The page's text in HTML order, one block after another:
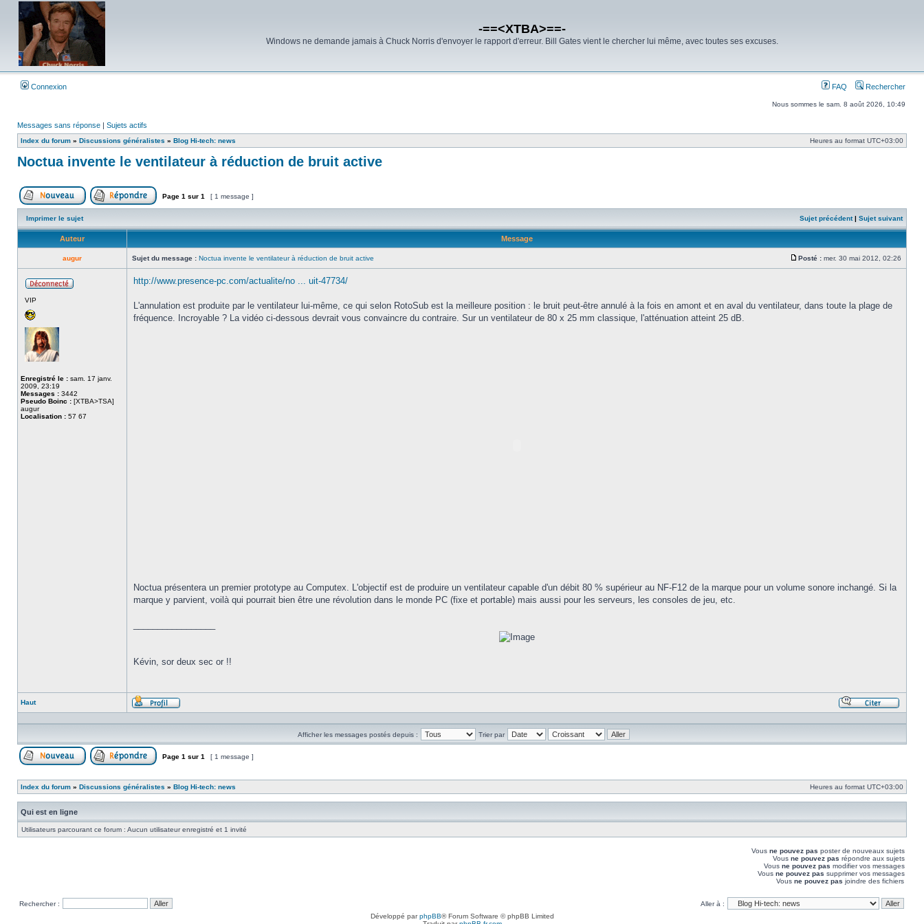
-==<XTBA>==-
Windows ne demande jamais à Chuck Norris d'envoyer le rapport d'erreur. Bill Gates vient le chercher lui même, avec toutes ses excuses.
Connexion FAQ Rechercher
Nous sommes le sam. 8 août 2026, 10:49
Messages sans réponse | Sujets actifs
Index du forum » Discussions généralistes » Blog Hi-tech: news Heures au format UTC+03:00
Noctua invente le ventilateur à réduction de bruit active
Poster un nouveau sujetRépondre au sujet
Page 1 sur 1 [ 1 message ]
Imprimer le sujet Sujet précédent| Sujet suivant
Auteur Message
augur Sujet du message : Noctua invente le ventilateur à réduction de bruit active
Posté : mer. 30 mai 2012, 02:26
VIP
Enregistré le : sam. 17 janv.
2009, 23:19
Messages : 3442
Pseudo Boinc : [XTBA>TSA]
augur
Localisation : 57 67
http://www.presence-pc.com/actualite/no ... uit-47734/
L'annulation est produite par le ventilateur lui-même, ce qui selon RotoSub est la meilleure position : le bruit peut-être annulé à la fois en amont et en aval du ventilateur, dans toute la plage de
fréquence. Incroyable ? La vidéo ci-dessous devrait vous convaincre du contraire. Sur un ventilateur de 80 x 25 mm classique, l'atténuation atteint 25 dB.
Noctua présentera un premier prototype au Computex. L'objectif est de produire un ventilateur capable d'un débit 80 % supérieur au NF-F12 de la marque pour un volume sonore inchangé. Si la
marque y parvient, voilà qui pourrait bien être une révolution dans le monde PC (fixe et portable) mais aussi pour les serveurs, les consoles de jeu, etc.
Kévin, sor deux sec or !!
Haut
Profil
Afficher les messages postés depuis : Trier par
Page 1 sur 1 [ 1 message ]
Index du forum » Discussions généralistes » Blog Hi-tech: news Heures au format UTC+03:00
Qui est en ligne
Utilisateurs parcourant ce forum : Aucun utilisateur enregistré et 1 invité
Vous ne pouvez pas poster de nouveaux sujets
Vous ne pouvez pas répondre aux sujets
Vous ne pouvez pas modifier vos messages
Vous ne pouvez pas supprimer vos messages
Vous ne pouvez pas joindre des fichiers
Rechercher :
Aller à :
Développé parphpBB® Forum Software © phpBB Limited